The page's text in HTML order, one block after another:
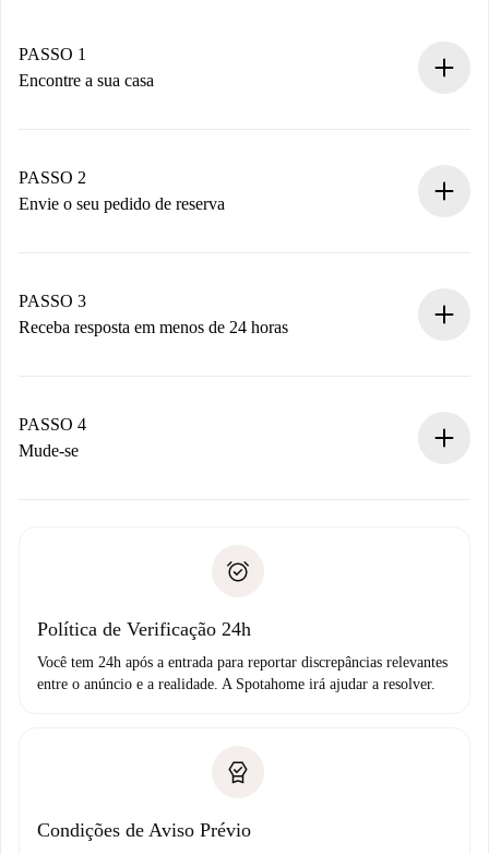
PASSO 1
Encontre a sua casa
Você tem todas as informações necessárias
antecipadamente.
PASSO 2
Envie o seu pedido de reserva
Não cobramos nada até que o proprietário confirme.
PASSO 3
Receba resposta em menos de 24 horas
proprietário.
Se recusada: não cobraremos nada e ofereceremos
Débito direto bancário
PASSO 4
Mude-se
não comunicar nenhum problema.
Política de Verificação 24h
Você tem 24h após a entrada para reportar discrepâncias relevantes
entre o anúncio e a realidade. A Spotahome irá ajudar a resolver.
Condições de Aviso Prévio